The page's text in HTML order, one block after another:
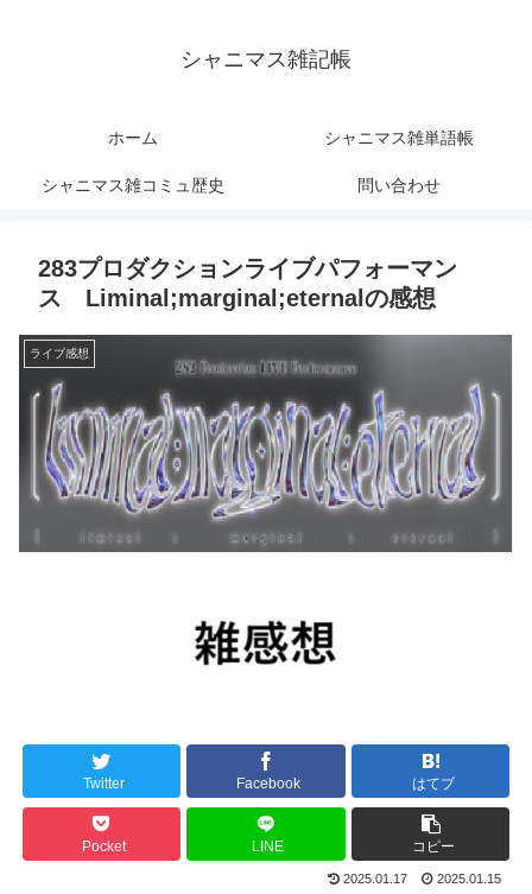
シャニマス雑記帳
ホーム シャニマス雑単語帳
シャニマス雑コミュ歴史 問い合わせ
283プロダクションライブパフォーマン
ス Liminal;marginal;eternalの感想
ライブ感想
Twitter Facebook はてブ
Pocket LINE コピー
2025.01.17 2025.01.15